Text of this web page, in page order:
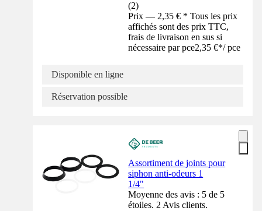
(2)
Prix — 2,35 € * Tous les prix
affichés sont des prix TTC,
frais de livraison en sus si
nécessaire par pce2,35 €*/ pce
Disponible en ligne
Réservation possible
Assortiment de joints pour
siphon anti-odeurs 1
1/4"
Moyenne des avis : 5 de 5
étoiles. 2 Avis clients.